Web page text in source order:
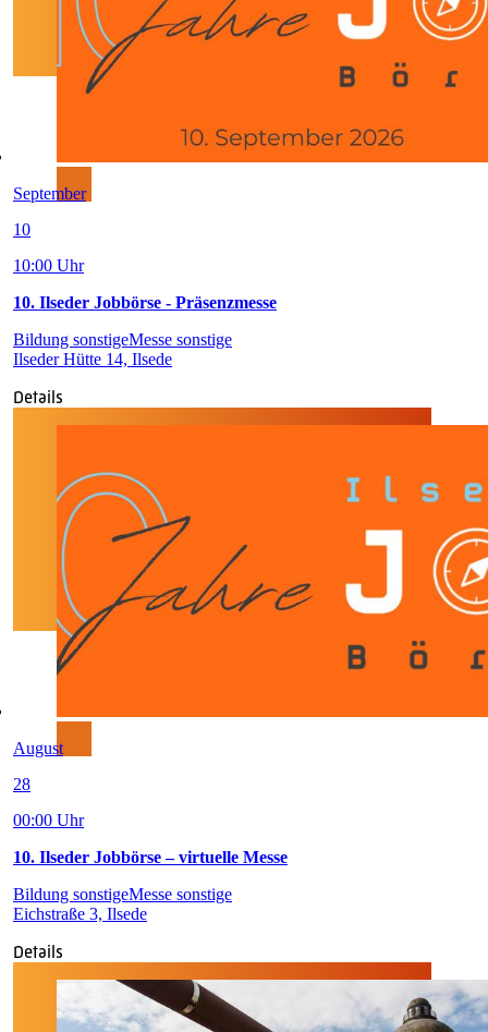
September
10
10:00 Uhr
10. Ilseder Jobbörse - Präsenzmesse
Bildung sonstigeMesse sonstige
Ilseder Hütte 14, Ilsede
Details
August
28
00:00 Uhr
10. Ilseder Jobbörse – virtuelle Messe
Bildung sonstigeMesse sonstige
Eichstraße 3, Ilsede
Details